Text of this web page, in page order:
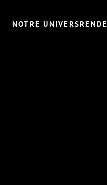
NOTRE UNIVERS